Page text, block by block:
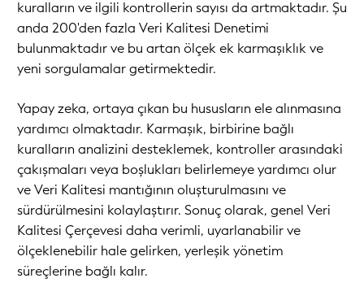
kuralların ve ilgili kontrollerin sayısı da artmaktadır. Şu
anda 200'den fazla Veri Kalitesi Denetimi
bulunmaktadır ve bu artan ölçek ek karmaşıklık ve
yeni sorgulamalar getirmektedir.
Yapay zeka, ortaya çıkan bu hususların ele alınmasına
yardımcı olmaktadır. Karmaşık, birbirine bağlı
kuralların analizini desteklemek, kontroller arasındaki
çakışmaları veya boşlukları belirlemeye yardımcı olur
ve Veri Kalitesi mantığının oluşturulmasını ve
sürdürülmesini kolaylaştırır. Sonuç olarak, genel Veri
Kalitesi Çerçevesi daha verimli, uyarlanabilir ve
ölçeklenebilir hale gelirken, yerleşik yönetim
süreçlerine bağlı kalır.